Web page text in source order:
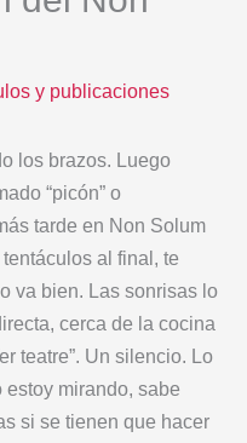
y publicaciones
los brazos. Luego
“picón” o
tarde en Non Solum
al final, te
va bien. Las sonrisas lo
cerca de la cocina
teatre”. Un silencio. Lo
mirando, sabe
si se tienen que hacer